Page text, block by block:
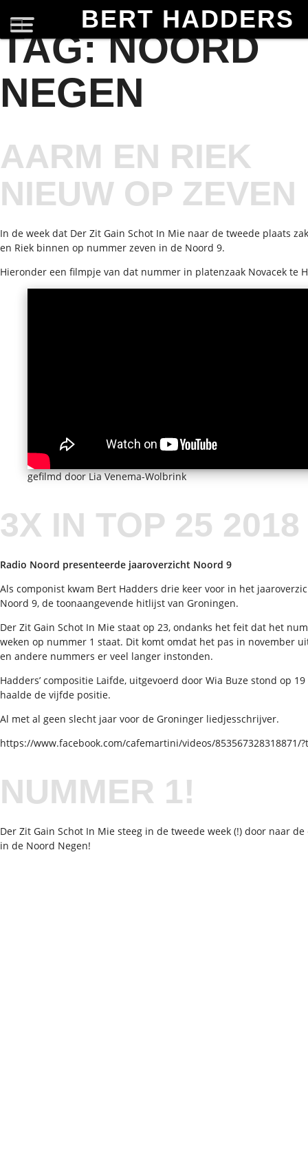
BERT HADDERS
TAG:NOORD
NEGEN
AARM EN RIEK
NIEUW OP ZEVEN
In de week dat Der Zit Gain Schot In Mie naar de tweede plaats
en Riek binnen op nummer zeven in de Noord 9.
Hieronder een filmpje van dat nummer in platenzaak Novacek te
gefilmd door Lia Venema-Wolbrink
3X IN TOP 25 2018
Radio Noord presenteerde jaaroverzicht Noord 9
Als componist kwam Bert Hadders drie keer voor in het
Noord 9, de toonaangevende hitlijst van Groningen.
Der Zit Gain Schot In Mie staat op 23, ondanks het feit dat het
weken op nummer 1 staat. Dit komt omdat het pas in november
en andere nummers er veel langer instonden.
Hadders’ compositie Laifde, uitgevoerd door Wia Buze stond op
haalde de vijfde positie.
Al met al geen slecht jaar voor de Groninger liedjesschrijver.
https://www.facebook.com/cafemartini/videos/853567328318871/
NUMMER 1!
Der Zit Gain Schot In Mie steeg in de tweede week (!) door naar
in de Noord Negen!